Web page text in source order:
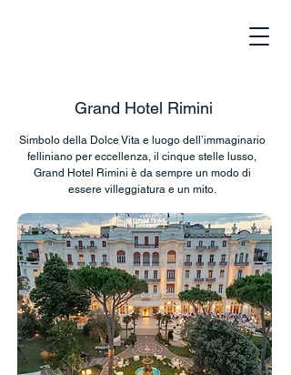
Grand Hotel Rimini
Simbolo della Dolce Vita e luogo dell’immaginario
felliniano per eccellenza, il cinque stelle lusso,
Grand Hotel Rimini è da sempre un modo di
essere villeggiatura e un mito.